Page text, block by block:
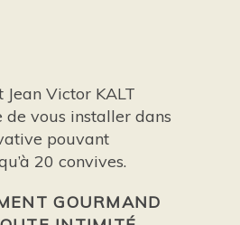
Victor KALT
de vous installer dans
pouvant
20 convives.
GOURMAND